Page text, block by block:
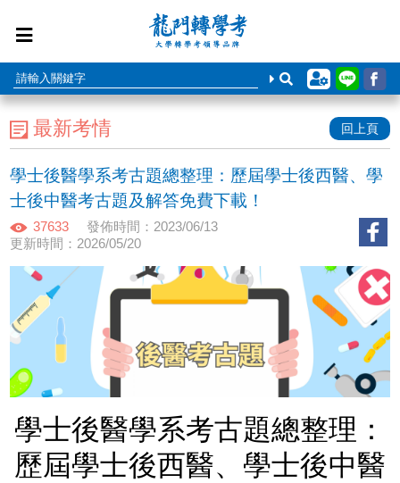
最新考情 回上頁
學士後醫學系考古題總整理：歷屆學士後西醫、學
士後中醫考古題及解答免費下載！
37633
發佈時間：2023/06/13
更新時間：2026/05/20
學士後醫學系考古題總整理：
歷屆學士後西醫、學士後中醫